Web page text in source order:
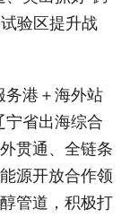
验区提升战
务港＋海外站
宁省出海综合
贯通、全链条
源开放合作领
管道，积极打